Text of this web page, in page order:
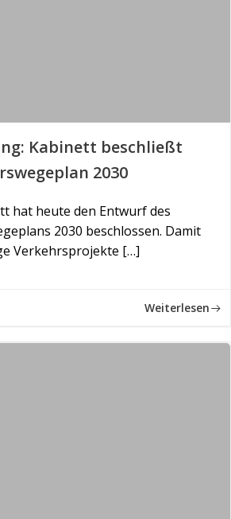
Kabinett beschließt
2030
hat heute den Entwurf des
2030 beschlossen. Damit
Verkehrsprojekte […]
Weiterlesen